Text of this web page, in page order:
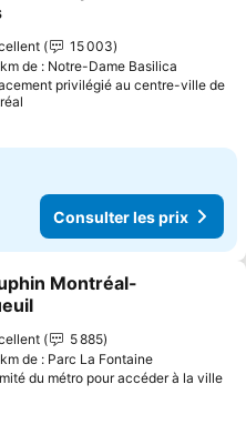
les prix15 003
de : Notre-Dame Basilica
privilégié au centre-ville de
Consulter les prix
à mes favoris
Montréal-
les prix
5 885
de : Parc La Fontaine
du métro pour accéder à la ville